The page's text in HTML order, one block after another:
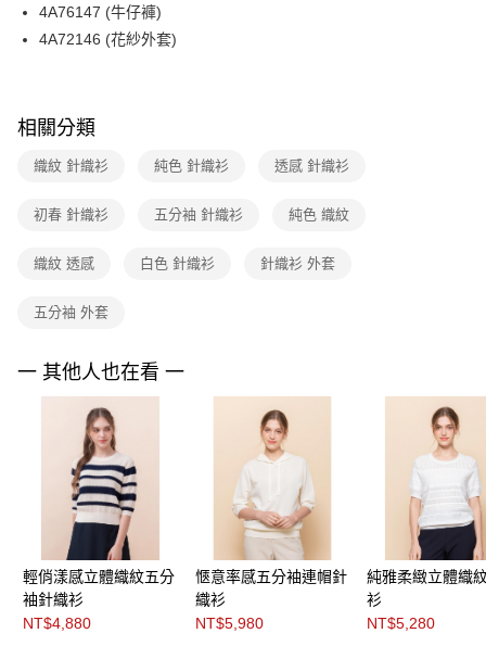
便利好安心！
１．簡單：不需註冊會員、不需綁卡、不需儲值。
２．便利：只要手機號碼，簡訊認證，即可結帳。
１．於結帳方式選擇「AFTEE先享後付」後，將跳轉至「AFTEE先享後付」
２．訂單成立數日內，您將收到繳費通知簡訊。
ATM／網路銀行／等多元方式進行付款，方視為交易完成。
※ 請注意：結帳手續完成當下不需立刻繳費，但若您需要取消訂單，請聯絡
後付繳納相關費用。
是否繳費成功／繳費後需取消欲退款等相關疑問，請聯繫「AFTEE先享後付
客戶支援中心」
【注意事項】
１．透過由恩沛科技股份有限公司提供之「AFTEE先享後付」服務完成之交
易，需依本服務之必要範圍內提供個人資料，並將交易相關給付款項請求債
權轉讓予恩沛科技股份有限公司。
２．關於個人資料處理事宜，請瀏覽以下網址：
https://aftee.tw/terms/#terms3
３．未成年的使用者請事先徵得法定代理人或監護人之同意方可使用
「AFTEE先享後付」，若未經同意申辦者引起之損失，本公司不負相關責
４．使用「AFTEE先享後付」時，將依據個別帳號之用戶狀況，依本公司即
時審查核予不同之上限額度；若仍有額度不足之情形，本公司將視審查結果
請求用戶進行身份認證。
５．嚴禁一人註冊多個帳號或使用他人資訊註冊。若發現惡意使用之情形，
恩沛科技股份有限公司將有權停止該用戶之使用額度並採取法律行動。
運送方式
每筆NT$90，滿NT$3,600(含以上)免運費
7-11取貨付款
每筆NT$90，滿NT$3,600(含以上)免運費
每筆NT$90，滿NT$3,600(含以上)免運費
離島宅配 (蘭嶼恕不配送)
每筆NT$200，滿NT$8,000(含以上)免運費
付款後門市自取
4A76147 (牛仔褲)
4A72146 (花紗外套)
相關分類
織紋 針織衫 純色 針織衫 透感 針織衫
初春 針織衫 五分袖 針織衫 純色 織紋
織紋 透感 白色 針織衫 針織衫 外套
五分袖 外套
一 其他人也在看 一
輕俏漾感立體織紋五分
袖針織衫
NT$4,880
愜意率感五分袖連帽針
織衫
NT$5,980
純雅柔緻立體織
衫
NT$5,280